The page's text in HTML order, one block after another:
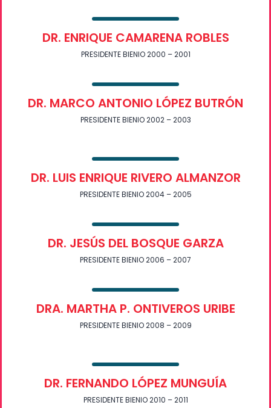
DR. ENRIQUE CAMARENA ROBLES
PRESIDENTE BIENIO 2000 – 2001
DR. MARCO ANTONIO LÓPEZ BUTRÓN
PRESIDENTE BIENIO 2002 – 2003
DR. LUIS ENRIQUE RIVERO ALMANZOR
PRESIDENTE BIENIO 2004 – 2005
DR. JESÚS DEL BOSQUE GARZA
PRESIDENTE BIENIO 2006 – 2007
DRA. MARTHA P. ONTIVEROS URIBE
PRESIDENTE BIENIO 2008 – 2009
DR. FERNANDO LÓPEZ MUNGUÍA
PRESIDENTE BIENIO 2010 – 2011